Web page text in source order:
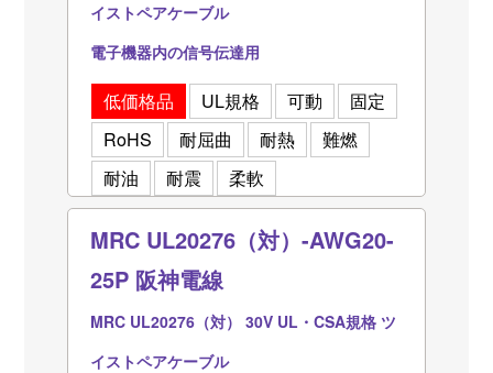
イストペアケーブル
電子機器内の信号伝達用
低価格品 UL規格 可動
固定
RoHS
耐屈曲 耐熱
難燃
耐油
耐震 柔軟
MRC UL20276（対）-AWG20-
25P 阪神電線
MRC UL20276（対） 30V UL・CSA規格 ツ
イストペアケーブル